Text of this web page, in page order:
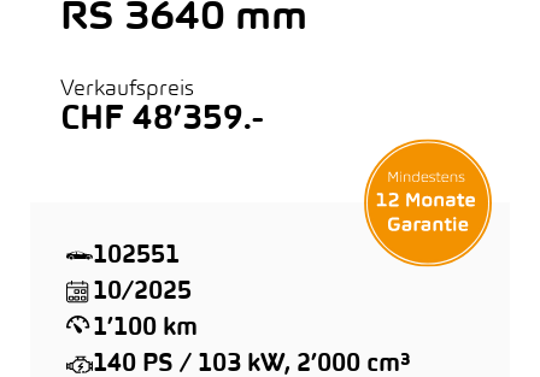
RS 3640 mm
Verkaufspreis
CHF 48’359.-
102551
10/2025
1’100 km
140 PS / 103 kW, 2’000 cm³